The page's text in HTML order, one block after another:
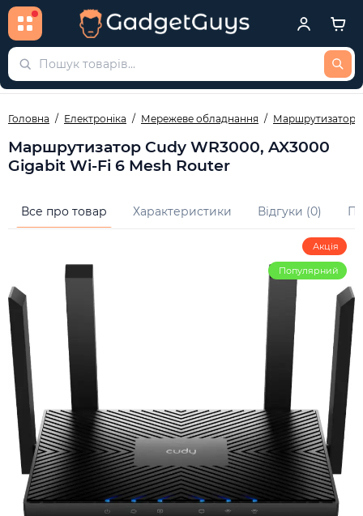
Головна Електроніка Мережеве обладнання Маршрутизатори
Маршрутизатор Cudy WR3000, AX3000
Gigabit Wi-Fi 6 Mesh Router
Все про товар Характеристики Відгуки (0)
Акція
Популярний